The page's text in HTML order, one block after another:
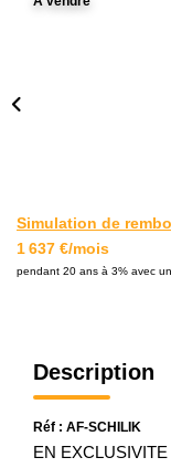
Simulation de
1 637 €/mois
pendant 20 ans à 3% avec
Description
Réf : AF-SCHILIK
EN